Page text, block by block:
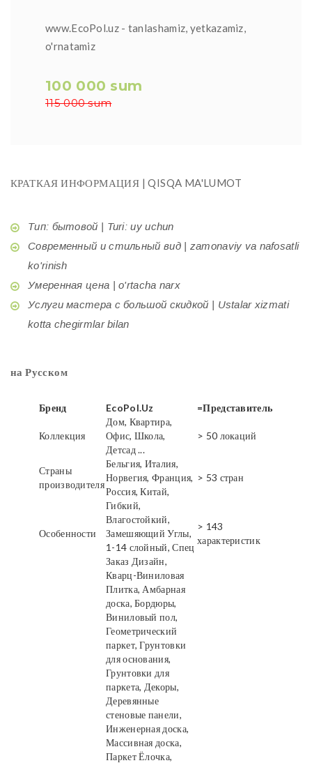
www.EcoPol.uz - tanlashamiz, yetkazamiz,
o'rnatamiz
100 000 sum
115 000 sum
КРАТКАЯ ИНФОРМАЦИЯ | QISQA MA'LUMOT
Тип: бытовой | Turi: uy uchun
Современный и стильный вид | zamonaviy va nafosatli
ko'rinish
Умеренная цена | o'rtacha narx
Услуги мастера с большой скидкой | Ustalar xizmati
kotta chegirmlar bilan
на Русском
Бренд EcoPol.Uz =Представитель
Коллекция
Дом, Квартира,
Офис, Школа,
Детсад ...
> 50 локаций
Страны
производителя
Бельгия, Италия,
Норвегия, Франция,
Россия, Китай,
> 53 стран
Особенности
Гибкий,
Влагостойкий,
Замешяющий Углы,
1-14 слойный, Спец
Заказ Дизайн,
> 143
характеристик
Кварц-Виниловая
Плитка, Амбарная
доска, Бордюры,
Виниловый пол,
Геометрический
паркет, Грунтовки
для основания,
Грунтовки для
паркета, Декоры,
Деревянные
стеновые панели,
Инженерная доска,
Массивная доска,
Паркет Ёлочка,